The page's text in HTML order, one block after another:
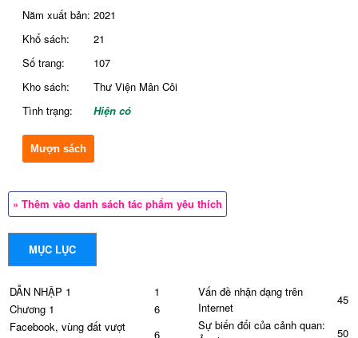
Năm xuất bản: 2021
Khổ sách:
21
Số trang:
107
Kho sách:
Thư Viện Mân Côi
Tình trạng:
Hiện có
Mượn sách
» Thêm vào danh sách tác phẩm yêu thích
MỤC LỤC
DẪN NHẬP 1
1
Chương 1
6
Facebook, vùng đất vượt
6
Vấn đề nhận dạng trên
Internet
45
Sự biến đổi của cảnh quan:
50